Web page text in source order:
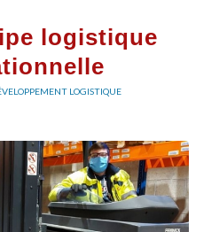
logistique
LOGISTIQUE